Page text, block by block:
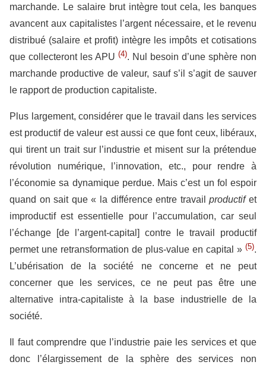
marchande. Le salaire brut intègre tout cela, les banques
avancent aux capitalistes l’argent nécessaire, et le revenu
distribué (salaire et profit) intègre les impôts et cotisations
que collecteront les APU (4). Nul besoin d’une sphère non
marchande productive de valeur, sauf s’il s’agit de sauver
le rapport de production capitaliste.
Plus largement, considérer que le travail dans les services
est productif de valeur est aussi ce que font ceux, libéraux,
qui tirent un trait sur l’industrie et misent sur la prétendue
révolution numérique, l’innovation, etc., pour rendre à
l’économie sa dynamique perdue. Mais c’est un fol espoir
quand on sait que « la différence entre travailproductifet
improductif est essentielle pour l’accumulation, car seul
l’échange [de l’argent-capital] contre le travail productif
permet une retransformation de plus-value en capital » (5).
L’ubérisation de la société ne concerne et ne peut
concerner que les services, ce ne peut pas être une
alternative intra-capitaliste à la base industrielle de la
société.
Il faut comprendre que l’industrie paie les services et que
donc l’élargissement de la sphère des services non